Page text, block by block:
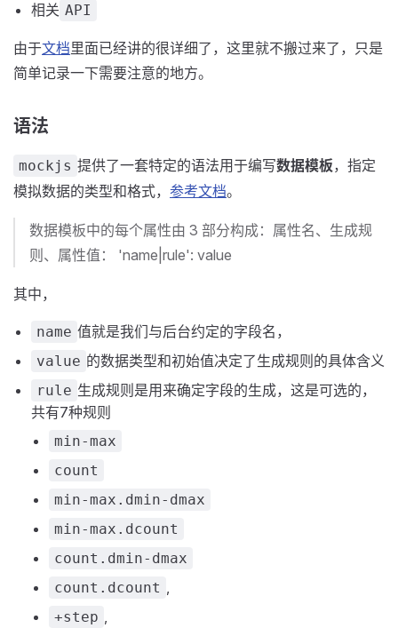
相关 API
由于文档里面已经讲的很详细了，这里就不搬过来了，只是
简单记录一下需要注意的地方。
语法
mockjs 提供了一套特定的语法用于编写数据模板，指定
模拟数据的类型和格式， 参考文档。
数据模板中的每个属性由 3 部分构成：属性名、生成规
则、属性值： 'name|rule': value
其中，
name 值就是我们与后台约定的字段名，
value 的数据类型和初始值决定了生成规则的具体含义
rule 生成规则是用来确定字段的生成，这是可选的，
共有7种规则
min-max
count
min-max.dmin-dmax
min-max.dcount
count.dmin-dmax
count.dcount ,
+step ,